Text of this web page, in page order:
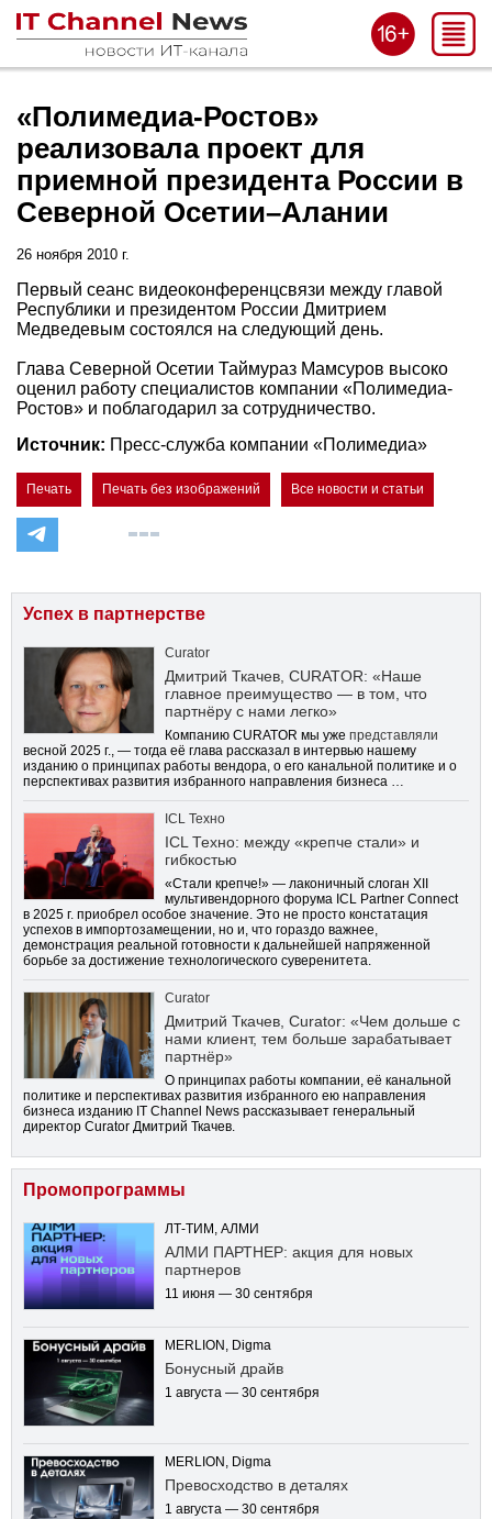
«Полимедиа-Ростов»
реализовала проект для
приемной президента России в
Северной Осетии–Алании
26 ноября 2010 г.
Первый сеанс видеоконференцсвязи между главой
Республики и президентом России Дмитрием
Медведевым состоялся на следующий день.
Глава Северной Осетии Таймураз Мамсуров высоко
оценил работу специалистов компании «Полимедиа-
Ростов» и поблагодарил за сотрудничество.
Источник: Пресс-служба компании «Полимедиа»
Печать Печать без изображений Все новости и статьи
Успех в партнерстве
Curator
Дмитрий Ткачев, CURATOR: «Наше
главное преимущество — в том, что
партнёру с нами легко»
Компанию CURATOR мы уже представляли
весной 2025 г., — тогда её глава рассказал в интервью нашему
изданию о принципах работы вендора, о его канальной политике и о
перспективах развития избранного направления бизнеса …
ICL Техно
ICL Техно: между «крепче стали» и
гибкостью
«Стали крепче!» — лаконичный слоган XII
мультивендорного форума ICL Partner Connect
в 2025 г. приобрел особое значение. Это не просто констатация
успехов в импортозамещении, но и, что гораздо важнее,
демонстрация реальной готовности к дальнейшей напряженной
борьбе за достижение технологического суверенитета.
Curator
Дмитрий Ткачев, Curator: «Чем дольше с
нами клиент, тем больше зарабатывает
партнёр»
О принципах работы компании, её канальной
политике и перспективах развития избранного ею направления
бизнеса изданию IT Channel News рассказывает генеральный
директор Curator Дмитрий Ткачев.
Промопрограммы
ЛТ-ТИМ, АЛМИ
АЛМИ ПАРТНЕР: акция для новых
партнеров
11 июня — 30 сентября
MERLION, Digma
Бонусный драйв
1 августа — 30 сентября
MERLION, Digma
Превосходство в деталях
1 августа — 30 сентября